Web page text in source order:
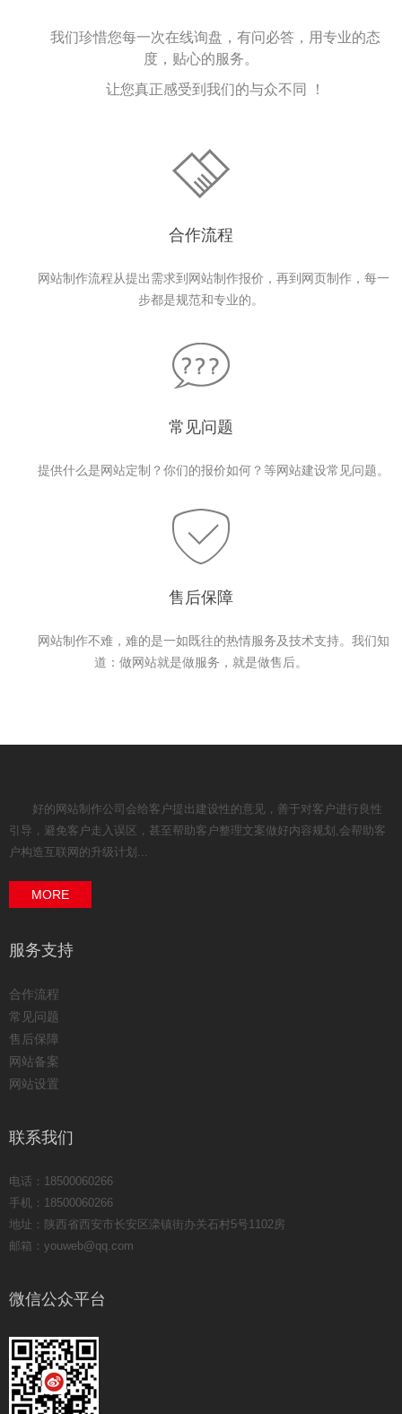
我们珍惜您每一次在线询盘，有问必答，用专业的态
度，贴心的服务。
让您真正感受到我们的与众不同 ！
合作流程
网站制作流程从提出需求到网站制作报价，再到网页制作，每一
步都是规范和专业的。
常见问题
提供什么是网站定制？你们的报价如何？等网站建设常见问题。
售后保障
网站制作不难，难的是一如既往的热情服务及技术支持。我们知
道：做网站就是做服务，就是做售后。
好的网站制作公司会给客户提出建设性的意见，善于对客户进行良性
引导，避免客户走入误区，甚至帮助客户整理文案做好内容规划,会帮助客
户构造互联网的升级计划...
MORE
服务支持
合作流程
常见问题
售后保障
网站备案
网站设置
联系我们
电话：18500060266
手机：18500060266
地址：陕西省西安市长安区滦镇街办关石村5号1102房
邮箱：youweb@qq.com
微信公众平台